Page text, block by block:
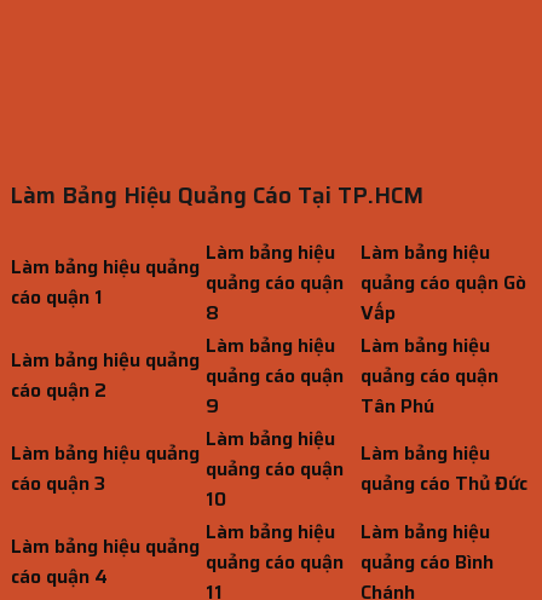
Làm Bảng Hiệu Quảng Cáo Tại TP.HCM
Làm bảng hiệu quảng
cáo quận 1
Làm bảng hiệu
quảng cáo quận
8
Làm bảng hiệu
quảng cáo quận Gò
Vấp
Làm bảng hiệu quảng
cáo quận 2
Làm bảng hiệu
quảng cáo quận
9
Làm bảng hiệu
quảng cáo quận
Tân Phú
Làm bảng hiệu quảng
cáo quận 3
Làm bảng hiệu
quảng cáo quận
10
Làm bảng hiệu
quảng cáo Thủ Đức
Làm bảng hiệu quảng
cáo quận 4
Làm bảng hiệu
quảng cáo quận
11
Làm bảng hiệu
quảng cáo Bình
Chánh